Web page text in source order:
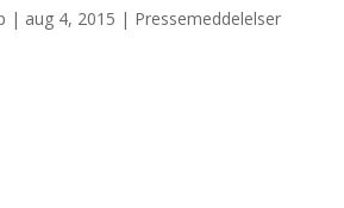
| aug 4, 2015 | Pressemeddelelser